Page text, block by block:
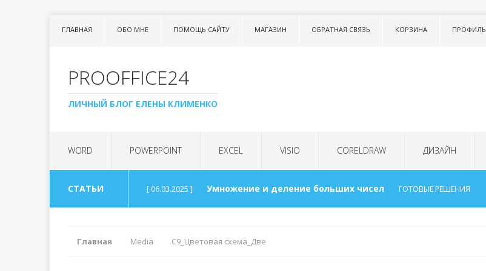
ГЛАВНАЯ ОБО МНЕ ПОМОЩЬ САЙТУ МАГАЗИН ОБРАТНАЯ СВЯЗЬ КОРЗИНА ПРОФИЛЬ
PROOFFICE24
ЛИЧНЫЙ БЛОГ ЕЛЕНЫ КЛИМЕНКО
WORD POWERPOINT EXCEL VISIO CORELDRAW ДИЗАЙН
СТАТЬИ [ 06.03.2025 ] Умножение и деление больших чисел ГОТОВЫЕ РЕШЕНИЯ
[ 06.03.2025 ] Урок 99. Список в тексте LISTNUM ТОНКОСТИ WORD
Главная Media С9_Цветовая схема_Две